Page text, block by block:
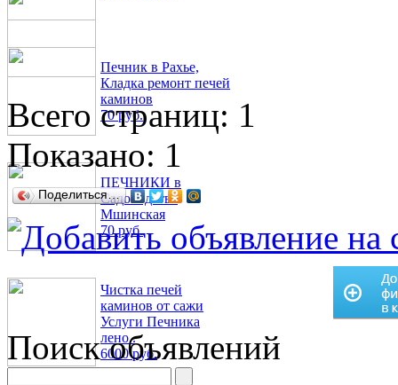
Печник в Рахье,
Кладка ремонт печей
каминов
70 руб.
ПЕЧНИКИ в
Садоводстве
Мшинская
70 руб.
Чистка печей
каминов от сажи
Услуги Печника
лено..
6000 руб.
Всего страниц: 1
Показано: 1
Поделиться…
Поиск объявлений